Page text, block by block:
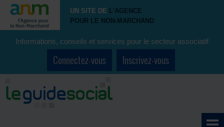
UN SITE DE L'AGENCE
POUR LE NON-MARCHAND
Informations, conseils et services pour le secteur associatif
Connectez-vous Inscrivez-vous